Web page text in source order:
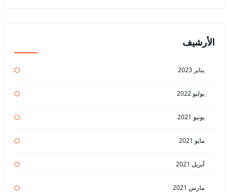
الأرشيف
يناير 2023
يوليو 2022
يونيو 2021
مايو 2021
أبريل 2021
مارس 2021